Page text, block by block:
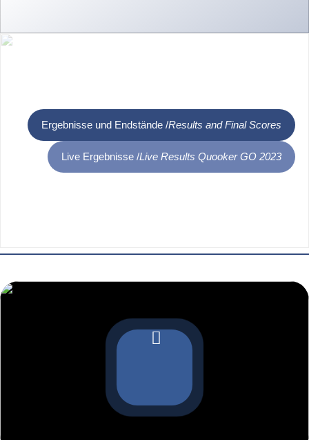
Ergebnisse und Endstände /Results and Final Scores
Live Ergebnisse /Live Results Quooker GO 2023